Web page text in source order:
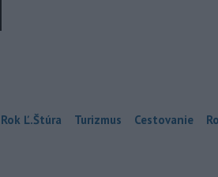
Rok Ľ.Štúra Turizmus Cestovanie